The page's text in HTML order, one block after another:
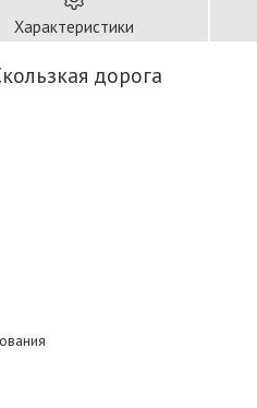
Характеристики
дорога